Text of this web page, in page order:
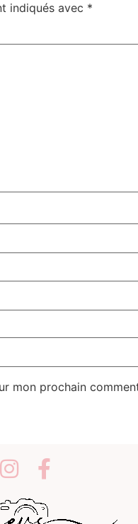
indiqués avec *
mon prochain